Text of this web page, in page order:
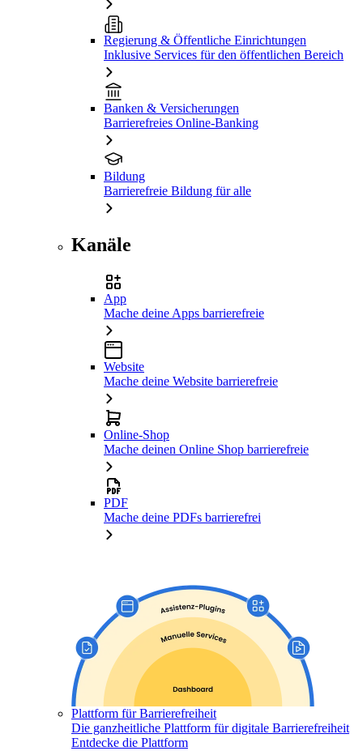
Regierung & Öffentliche Einrichtungen
Inklusive Services für den öffentlichen Bereich
Banken & Versicherungen
Barrierefreies Online-Banking
Bildung
Barrierefreie Bildung für alle
Kanäle
App
Mache deine Apps barrierefreie
Website
Mache deine Website barrierefreie
Online-Shop
Mache deinen Online Shop barrierefreie
PDF
Mache deine PDFs barrierefrei
Plattform für Barrierefreiheit
Die ganzheitliche Plattform für digitale Barrierefreiheit
Entdecke die Plattform